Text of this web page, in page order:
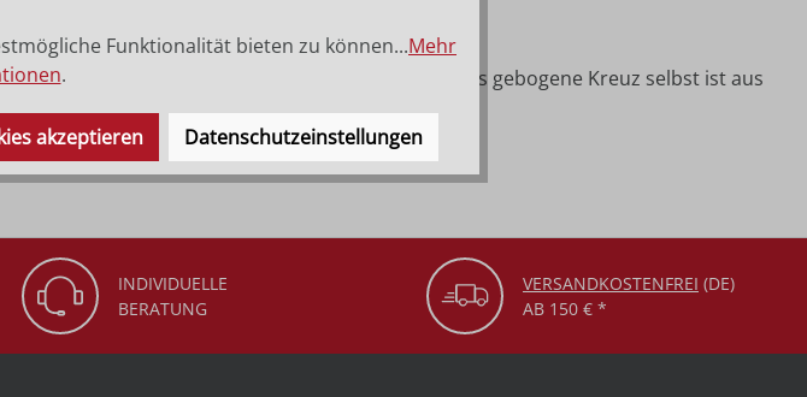
ab Größe 60cm aus Lindenholz geschnitzt. Das gebogene Kreuz selbst ist aus
vom Kreuz.
INDIVIDUELLE
BERATUNG
VERSANDKOSTENFREI (DE)
AB 150 € *
Funktionalität bieten zu können...Mehr
.
akzeptieren Datenschutzeinstellungen